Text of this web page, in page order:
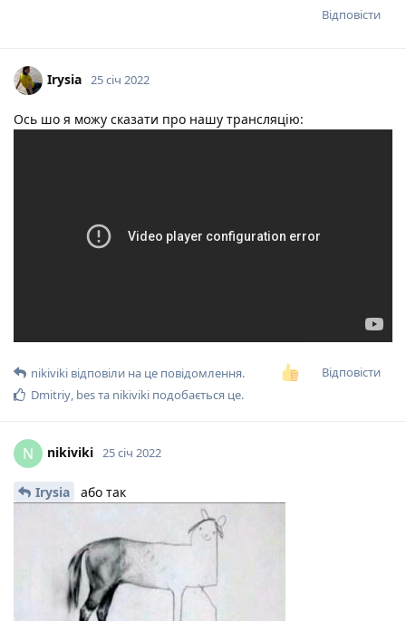
Відповісти
Irysia 25 січ 2022
Ось шо я можу сказати про нашу трансляцію:
Відповісти
nikiviki відповіли на це повідомлення.
Dmitriy, besта nikiviki подобається це.
N nikiviki 25 січ 2022
Irysia або так